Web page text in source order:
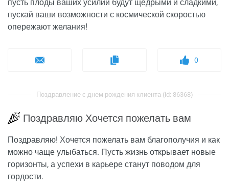
пусть плоды ваших усилий будут щедрыми и сладкими,
пускай ваши возможности с космической скоростью
опережают желания!
0
Поздравление с днем рождения клиента (id: 86368)
Поздравляю Хочется пожелать вам
Поздравляю! Хочется пожелать вам благополучия и как
можно чаще улыбаться. Пусть жизнь открывает новые
горизонты, а успехи в карьере станут поводом для
гордости.